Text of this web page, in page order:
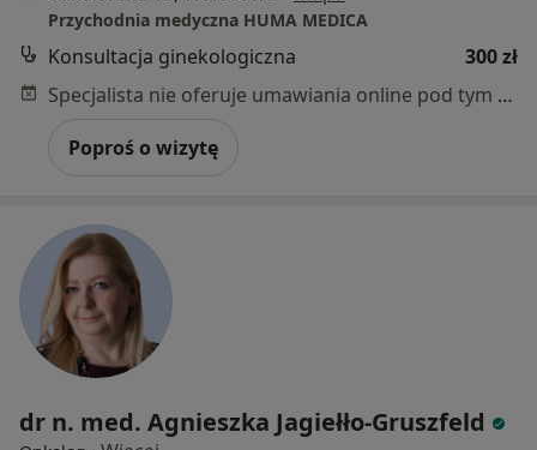
Przychodnia medyczna HUMA MEDICA
Konsultacja ginekologiczna
300 zł
Specjalista nie oferuje umawiania online pod tym adresem.
Poproś o wizytę
dr n. med. Agnieszka Jagiełło-Gruszfeld